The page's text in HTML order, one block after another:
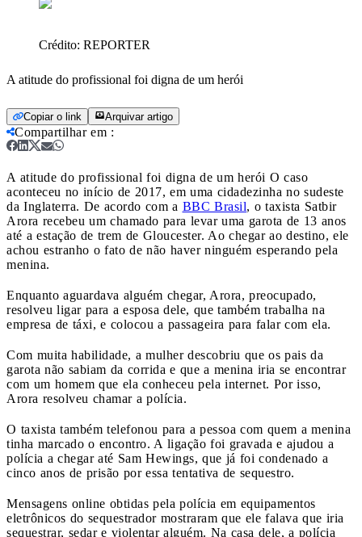
Crédito: REPORTER
A atitude do profissional foi digna de um herói
Copiar o link Arquivar artigo
Compartilhar em :
A atitude do profissional foi digna de um herói O caso
aconteceu no início de 2017, em uma cidadezinha no sudeste
da Inglaterra. De acordo com a BBC Brasil, o taxista Satbir
Arora recebeu um chamado para levar uma garota de 13 anos
até a estação de trem de Gloucester. Ao chegar ao destino, ele
achou estranho o fato de não haver ninguém esperando pela
menina.
Enquanto aguardava alguém chegar, Arora, preocupado,
resolveu ligar para a esposa dele, que também trabalha na
empresa de táxi, e colocou a passageira para falar com ela.
Com muita habilidade, a mulher descobriu que os pais da
garota não sabiam da corrida e que a menina iria se encontrar
com um homem que ela conheceu pela internet. Por isso,
Arora resolveu chamar a polícia.
O taxista também telefonou para a pessoa com quem a menina
tinha marcado o encontro. A ligação foi gravada e ajudou a
polícia a chegar até Sam Hewings, que já foi condenado a
cinco anos de prisão por essa tentativa de sequestro.
Mensagens online obtidas pela polícia em equipamentos
eletrônicos do sequestrador mostraram que ele falava que iria
sequestrar, sedar e violentar alguém. Na casa dele, a polícia